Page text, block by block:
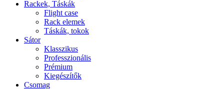
Rackek, Táskák
Flight case
Rack elemek
Táskák, tokok
Sátor
Klasszikus
Professzionális
Prémium
Kiegészítők
Csomag